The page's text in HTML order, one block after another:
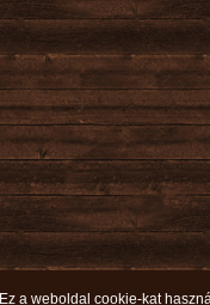
Ez a weboldal cookie-kat